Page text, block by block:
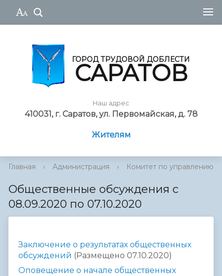
ГОРОД ТРУДОВОЙ ДОБЛЕСТИ
САРАТОВ
Наш адрес
410031, г. Саратов, ул. Первомайская, д. 78
Жителям
Главная › Администрация › Комитет по управлению
Общественные обсуждения с
08.09.2020 по 07.10.2020
Заключение о результатах общественных
обсуждений (Размещено 07.10.2020)
Оповещение о начале общественных